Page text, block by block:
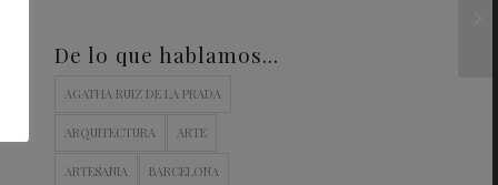
De lo que hablamos…
AGATHA RUIZ DE LA PRADA
ARQUITECTURA ARTE
ARTESANIA BARCELONA